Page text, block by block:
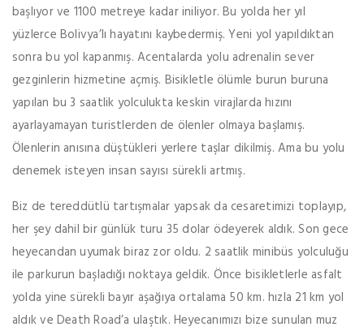
başlıyor ve 1100 metreye kadar iniliyor. Bu yolda her yıl
yüzlerce Bolivya’lı hayatını kaybedermiş. Yeni yol yapıldıktan
sonra bu yol kapanmış. Acentalarda yolu adrenalin sever
gezginlerin hizmetine açmiş. Bisikletle ölümle burun buruna
yapılan bu 3 saatlik yolculukta keskin virajlarda hızını
ayarlayamayan turistlerden de ölenler olmaya başlamış.
Ölenlerin anısına düştükleri yerlere taşlar dikilmiş. Ama bu yolu
denemek isteyen insan sayısı sürekli artmış.
Biz de tereddütlü tartışmalar yapsak da cesaretimizi toplayıp,
her şey dahil bir günlük turu 35 dolar ödeyerek aldık. Son gece
heyecandan uyumak biraz zor oldu. 2 saatlik minibüs yolculuğu
ile parkurun başladığı noktaya geldik. Önce bisikletlerle asfalt
yolda yine sürekli bayır aşağıya ortalama 50 km. hızla 21 km yol
aldık ve Death Road’a ulaştık. Heyecanımızı bize sunulan muz